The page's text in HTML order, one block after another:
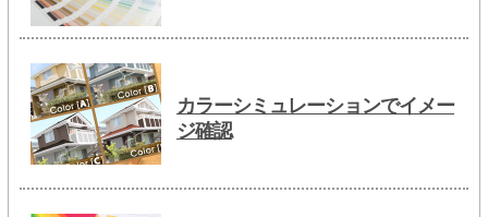
カラーシミュレーションでイメー
ジ確認